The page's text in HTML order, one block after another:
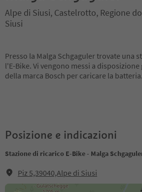
Alpe di Siusi, Castelrotto, Regione
Siusi
Presso la Malga Schgaguler trovate una
l'E-Bike. Vi vengono messi a
della marca Bosch per caricare la batteria.
Posizione e indicazioni
Stazione di ricarico E-Bike - Malga
Piz 5,39040,Alpe di Siusi